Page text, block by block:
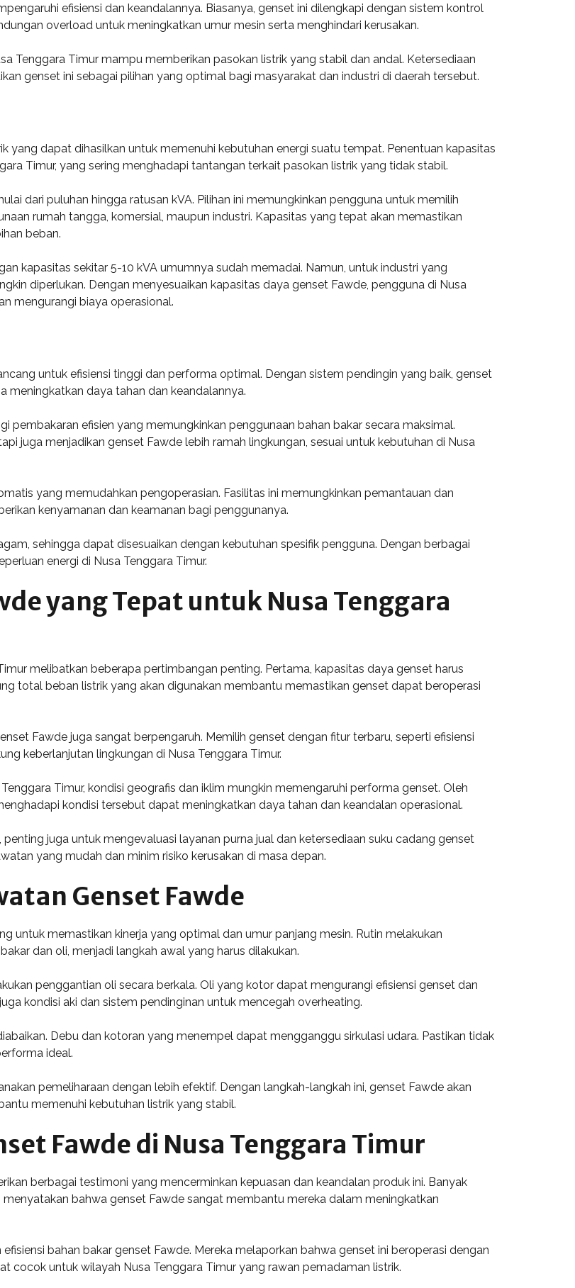
efisiensi dan keandalannya. Biasanya, genset ini dilengkapi dengan sistem kontrol
overload untuk meningkatkan umur mesin serta menghindari kerusakan.
Tenggara Timur mampu memberikan pasokan listrik yang stabil dan andal. Ketersediaan
genset ini sebagai pilihan yang optimal bagi masyarakat dan industri di daerah tersebut.
yang dapat dihasilkan untuk memenuhi kebutuhan energi suatu tempat. Penentuan kapasitas
Timur, yang sering menghadapi tantangan terkait pasokan listrik yang tidak stabil.
dari puluhan hingga ratusan kVA. Pilihan ini memungkinkan pengguna untuk memilih
rumah tangga, komersial, maupun industri. Kapasitas yang tepat akan memastikan
beban.
kapasitas sekitar 5-10 kVA umumnya sudah memadai. Namun, untuk industri yang
diperlukan. Dengan menyesuaikan kapasitas daya genset Fawde, pengguna di Nusa
mengurangi biaya operasional.
untuk efisiensi tinggi dan performa optimal. Dengan sistem pendingin yang baik, genset
meningkatkan daya tahan dan keandalannya.
pembakaran efisien yang memungkinkan penggunaan bahan bakar secara maksimal.
juga menjadikan genset Fawde lebih ramah lingkungan, sesuai untuk kebutuhan di Nusa
yang memudahkan pengoperasian. Fasilitas ini memungkinkan pemantauan dan
kenyamanan dan keamanan bagi penggunanya.
sehingga dapat disesuaikan dengan kebutuhan spesifik pengguna. Dengan berbagai
energi di Nusa Tenggara Timur.
yang Tepat untuk Nusa Tenggara
melibatkan beberapa pertimbangan penting. Pertama, kapasitas daya genset harus
total beban listrik yang akan digunakan membantu memastikan genset dapat beroperasi
Fawde juga sangat berpengaruh. Memilih genset dengan fitur terbaru, seperti efisiensi
keberlanjutan lingkungan di Nusa Tenggara Timur.
Timur, kondisi geografis dan iklim mungkin memengaruhi performa genset. Oleh
kondisi tersebut dapat meningkatkan daya tahan dan keandalan operasional.
juga untuk mengevaluasi layanan purna jual dan ketersediaan suku cadang genset
yang mudah dan minim risiko kerusakan di masa depan.
Genset Fawde
untuk memastikan kinerja yang optimal dan umur panjang mesin. Rutin melakukan
dan oli, menjadi langkah awal yang harus dilakukan.
penggantian oli secara berkala. Oli yang kotor dapat mengurangi efisiensi genset dan
kondisi aki dan sistem pendinginan untuk mencegah overheating.
Debu dan kotoran yang menempel dapat mengganggu sirkulasi udara. Pastikan tidak
ideal.
pemeliharaan dengan lebih efektif. Dengan langkah-langkah ini, genset Fawde akan
memenuhi kebutuhan listrik yang stabil.
Fawde di Nusa Tenggara Timur
berbagai testimoni yang mencerminkan kepuasan dan keandalan produk ini. Banyak
bahwa genset Fawde sangat membantu mereka dalam meningkatkan
bahan bakar genset Fawde. Mereka melaporkan bahwa genset ini beroperasi dengan
cocok untuk wilayah Nusa Tenggara Timur yang rawan pemadaman listrik.